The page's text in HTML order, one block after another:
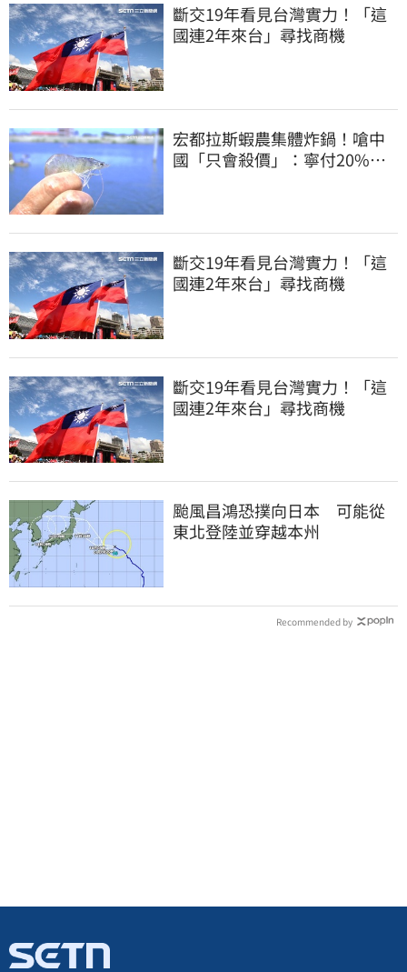
斷交19年看見台灣實力！「這
國連2年來台」尋找商機
宏都拉斯蝦農集體炸鍋！嗆中
國「只會殺價」：寧付20%關
斷交19年看見台灣實力！「這
國連2年來台」尋找商機
斷交19年看見台灣實力！「這
國連2年來台」尋找商機
颱風昌鴻恐撲向日本 可能從
東北登陸並穿越本州
Recommended by